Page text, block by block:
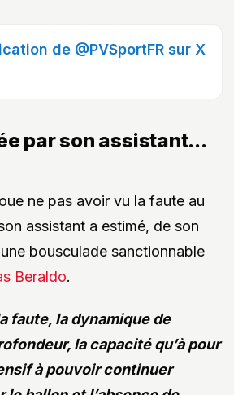
de @PVSportFR sur X
par son assistant...
ne pas avoir vu la faute au
assistant a estimé, de son
bousculade sanctionnable
Beraldo.
faute, la dynamique de
la capacité qu’à pour
à pouvoir continuer